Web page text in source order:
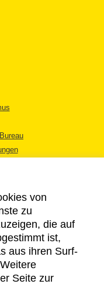
von
zu
die auf
ist,
aus ihren Surf-
Seite zur